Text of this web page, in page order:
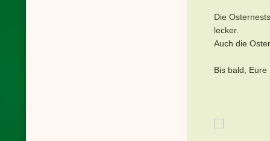
Die
lecker.
Auch die
Bis bald,